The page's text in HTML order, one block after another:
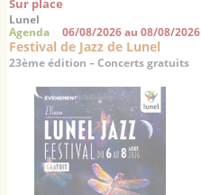
Sur place
Lunel
Agenda 06/08/2026 au 08/08/2026
Festival de Jazz de Lunel
23ème édition – Concerts gratuits